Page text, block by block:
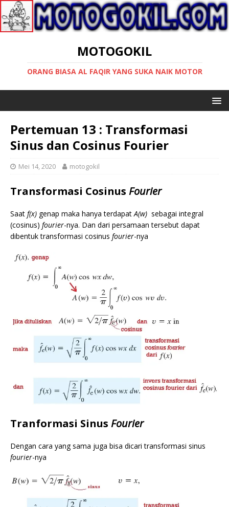
MOTOGOKIL
ORANG BIASA AL FAQIR YANG SUKA NAIK MOTOR
Pertemuan 13 : Transformasi
Sinus dan Cosinus Fourier
Mei 14, 2020 motogokil
Transformasi Cosinus Fourier
Saat f(x) genap maka hanya terdapat A(w) sebagai integral
(cosinus) fourier-nya. Dan dari persamaan tersebut dapat
dibentuk transformasi cosinus fourier-nya
Tranformasi Sinus Fourier
Dengan cara yang sama juga bisa dicari transformasi sinus
fourier-nya